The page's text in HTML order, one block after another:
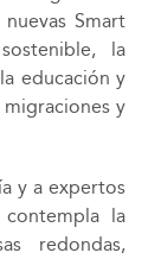
Smart
la
educación y
y
y a expertos
la
redondas,